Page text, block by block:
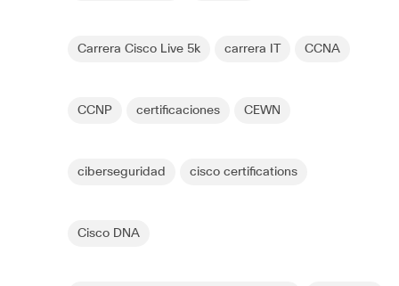
Carrera Cisco Live 5k carrera IT CCNA
CCNP certificaciones CEWN
ciberseguridad cisco certifications
Cisco DNA